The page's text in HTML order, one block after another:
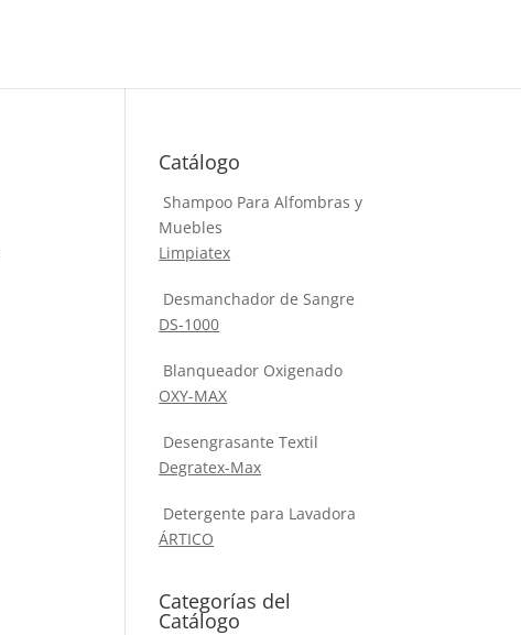
Catálogo
Shampoo Para Alfombras y
Muebles
Limpiatex
Desmanchador de Sangre
DS-1000
Blanqueador Oxigenado
OXY-MAX
Desengrasante Textil
Degratex-Max
Detergente para Lavadora
ÁRTICO
Categorías del
Catálogo